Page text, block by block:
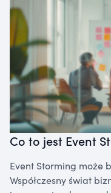
Co to jest Event
Event Storming może
Współczesny świat